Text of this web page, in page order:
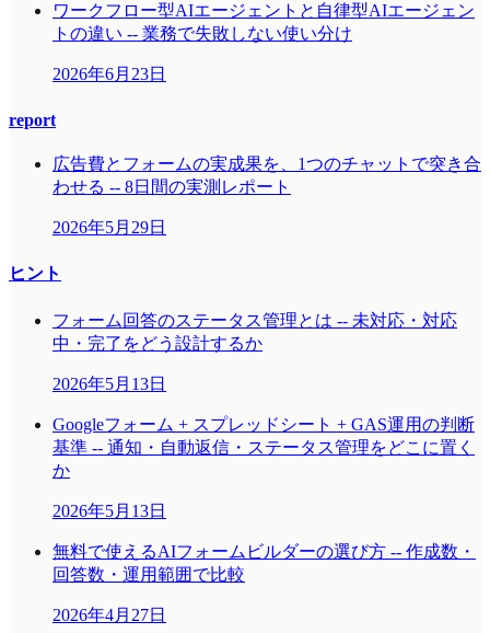
ワークフロー型AIエージェントと自律型AIエージェン
トの違い -- 業務で失敗しない使い分け
2026年6月23日
report
広告費とフォームの実成果を、1つのチャットで突き合
わせる -- 8日間の実測レポート
2026年5月29日
ヒント
フォーム回答のステータス管理とは -- 未対応・対応
中・完了をどう設計するか
2026年5月13日
Googleフォーム + スプレッドシート + GAS運用の判断
基準 -- 通知・自動返信・ステータス管理をどこに置く
か
2026年5月13日
無料で使えるAIフォームビルダーの選び方 -- 作成数・
回答数・運用範囲で比較
2026年4月27日